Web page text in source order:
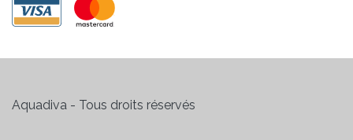
Aquadiva - Tous droits réservés